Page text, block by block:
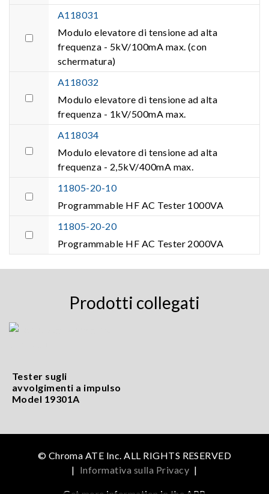
A118031
Modulo elevatore di tensione ad alta
frequenza - 5kV/100mA max. (con
schermatura)
A118032
Modulo elevatore di tensione ad alta
frequenza - 1kV/500mA max.
A118034
Modulo elevatore di tensione ad alta
frequenza - 2,5kV/400mA max.
11805-20-10
Programmable HF AC Tester 1000VA
11805-20-20
Programmable HF AC Tester 2000VA
Prodotti collegati
Tester sugli
avvolgimenti a impulso
Model 19301A
© Chroma ATE Inc. ALL RIGHTS RESERVED
| Informativa sulla Privacy |